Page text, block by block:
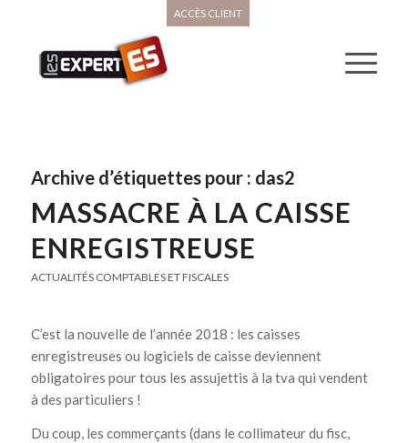
ACCÈS CLIENT
Archive d’étiquettes pour : das2
MASSACRE À LA CAISSE
ENREGISTREUSE
ACTUALITÉS COMPTABLES ET FISCALES
C’est la nouvelle de l’année 2018 : les caisses
enregistreuses ou logiciels de caisse deviennent
obligatoires pour tous les assujettis à la tva qui vendent
à des particuliers !
Du coup, les commerçants (dans le collimateur du fisc,